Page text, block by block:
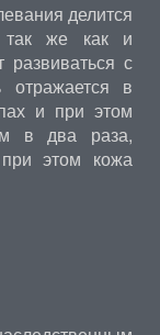
делится
так же как и
развиваться с
в
и при этом
в два раза,
этом кожа